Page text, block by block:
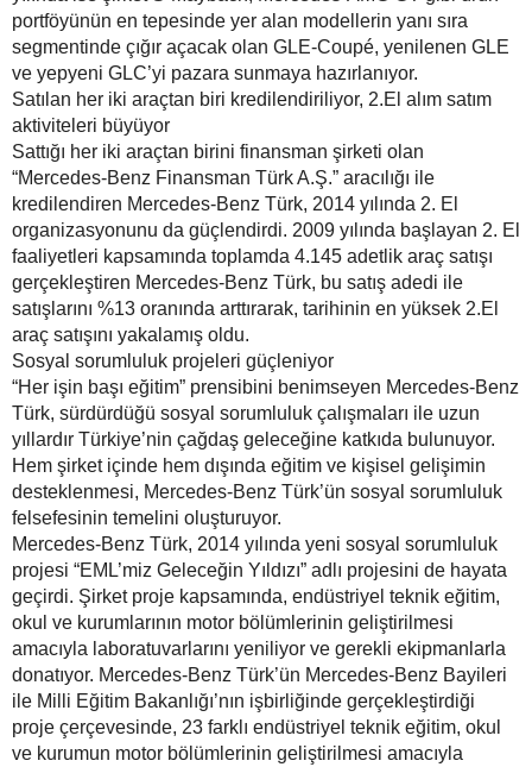
portföyünün en tepesinde yer alan modellerin yanı sıra
segmentinde çığır açacak olan GLE-Coupé, yenilenen GLE
ve yepyeni GLC’yi pazara sunmaya hazırlanıyor.
Satılan her iki araçtan biri kredilendiriliyor, 2.El alım satım
aktiviteleri büyüyor
Sattığı her iki araçtan birini finansman şirketi olan
“Mercedes-Benz Finansman Türk A.Ş.” aracılığı ile
kredilendiren Mercedes-Benz Türk, 2014 yılında 2. El
organizasyonunu da güçlendirdi. 2009 yılında başlayan 2. El
faaliyetleri kapsamında toplamda 4.145 adetlik araç satışı
gerçekleştiren Mercedes-Benz Türk, bu satış adedi ile
satışlarını %13 oranında arttırarak, tarihinin en yüksek 2.El
araç satışını yakalamış oldu.
Sosyal sorumluluk projeleri güçleniyor
“Her işin başı eğitim” prensibini benimseyen Mercedes-Benz
Türk, sürdürdüğü sosyal sorumluluk çalışmaları ile uzun
yıllardır Türkiye’nin çağdaş geleceğine katkıda bulunuyor.
Hem şirket içinde hem dışında eğitim ve kişisel gelişimin
desteklenmesi, Mercedes-Benz Türk’ün sosyal sorumluluk
felsefesinin temelini oluşturuyor.
Mercedes-Benz Türk, 2014 yılında yeni sosyal sorumluluk
projesi “EML’miz Geleceğin Yıldızı” adlı projesini de hayata
geçirdi. Şirket proje kapsamında, endüstriyel teknik eğitim,
okul ve kurumlarının motor bölümlerinin geliştirilmesi
amacıyla laboratuvarlarını yeniliyor ve gerekli ekipmanlarla
donatıyor. Mercedes-Benz Türk’ün Mercedes-Benz Bayileri
ile Milli Eğitim Bakanlığı’nın işbirliğinde gerçekleştirdiği
proje çerçevesinde, 23 farklı endüstriyel teknik eğitim, okul
ve kurumun motor bölümlerinin geliştirilmesi amacıyla